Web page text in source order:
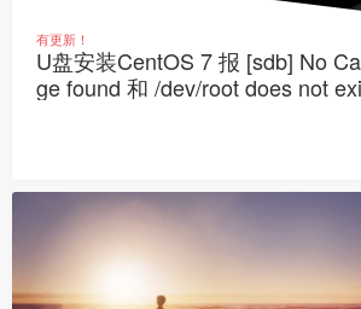
有更新！
U盘安装CentOS 7 报 [sdb] No
ge found 和 /dev/root does not